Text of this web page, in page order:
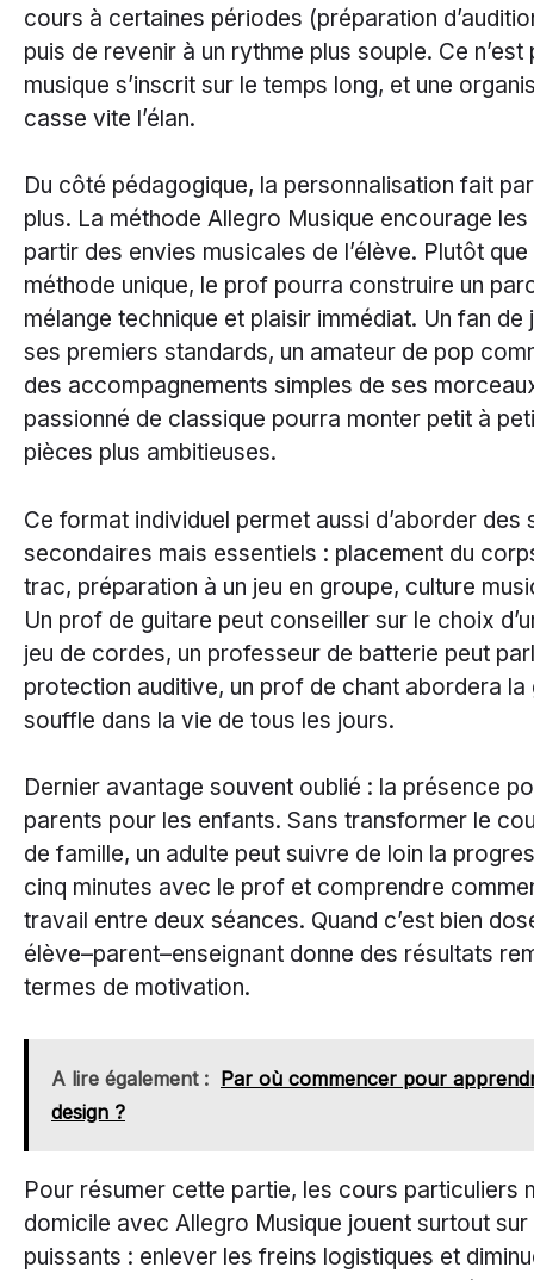
cours à certaines périodes (préparation
puis de revenir à un rythme plus souple. Ce n’est
musique s’inscrit sur le temps long, et une
casse vite l’élan.
Du côté pédagogique, la personnalisation fait
plus. La méthode Allegro Musique encourage
partir des envies musicales de l’élève. Plutôt que
méthode unique, le prof pourra construire un
mélange technique et plaisir immédiat. Un fan
ses premiers standards, un amateur de pop
des accompagnements simples de ses
passionné de classique pourra monter petit à
pièces plus ambitieuses.
Ce format individuel permet aussi d’aborder des
secondaires mais essentiels : placement du
trac, préparation à un jeu en groupe, culture
Un prof de guitare peut conseiller sur le choix
jeu de cordes, un professeur de batterie peut
protection auditive, un prof de chant abordera la
souffle dans la vie de tous les jours.
Dernier avantage souvent oublié : la présence
parents pour les enfants. Sans transformer le
de famille, un adulte peut suivre de loin la
cinq minutes avec le prof et comprendre
travail entre deux séances. Quand c’est bien
élève–parent–enseignant donne des résultats
termes de motivation.
A lire également : Par où commencer pour
design ?
Pour résumer cette partie, les cours particuliers
domicile avec Allegro Musique jouent surtout
puissants : enlever les freins logistiques et